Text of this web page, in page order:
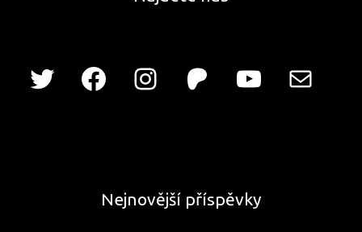
Nejnovější příspěvky